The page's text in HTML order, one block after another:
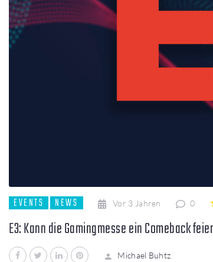
EVENTS NEWS Vor 3 Jahren 0
E3: Kann die Gamingmesse ein Comeback
FacebookTwitterLinkedIn
Michael Buhtz